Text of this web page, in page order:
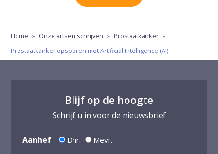
Home » Onze artsen schrijven » Prostaatkanker »
Prostaatkanker opsporen met Artificial Intelligence (AI)
Blijf op de hoogte
Schrijf u in voor de nieuwsbrief
Aanhef Dhr. Mevr.